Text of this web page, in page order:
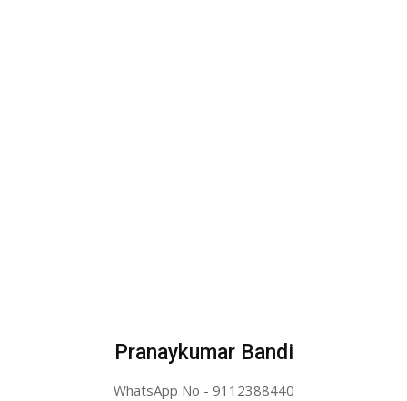
Pranaykumar Bandi
WhatsApp No - 9112388440